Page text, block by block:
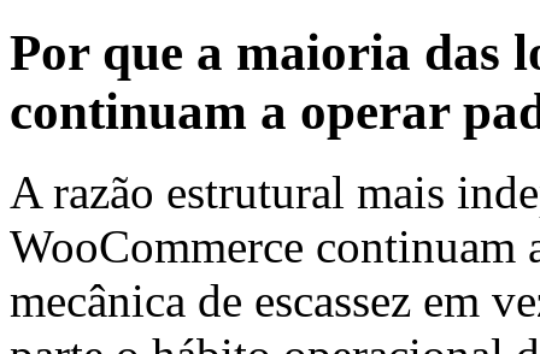
Por que a maioria das
continuam a operar
A razão estrutural mais
WooCommerce continuam
mecânica de escassez em